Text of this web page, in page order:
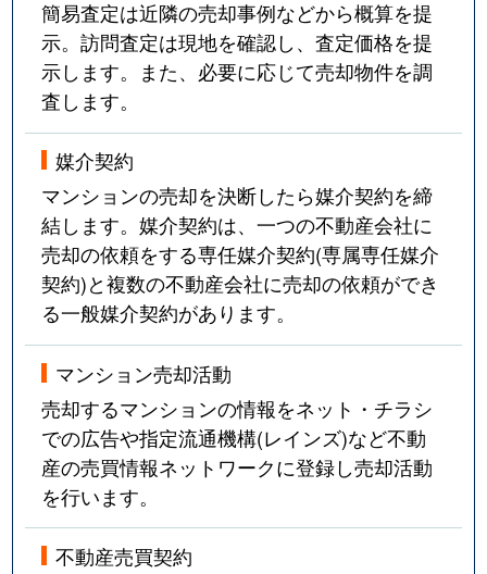
簡易査定は近隣の売却事例などから概算を提
示。訪問査定は現地を確認し、査定価格を提
示します。また、必要に応じて売却物件を調
査します。
媒介契約
マンションの売却を決断したら媒介契約を締
結します。媒介契約は、一つの不動産会社に
売却の依頼をする専任媒介契約(専属専任媒介
契約)と複数の不動産会社に売却の依頼ができ
る一般媒介契約があります。
マンション売却活動
売却するマンションの情報をネット・チラシ
での広告や指定流通機構(レインズ)など不動
産の売買情報ネットワークに登録し売却活動
を行います。
不動産売買契約